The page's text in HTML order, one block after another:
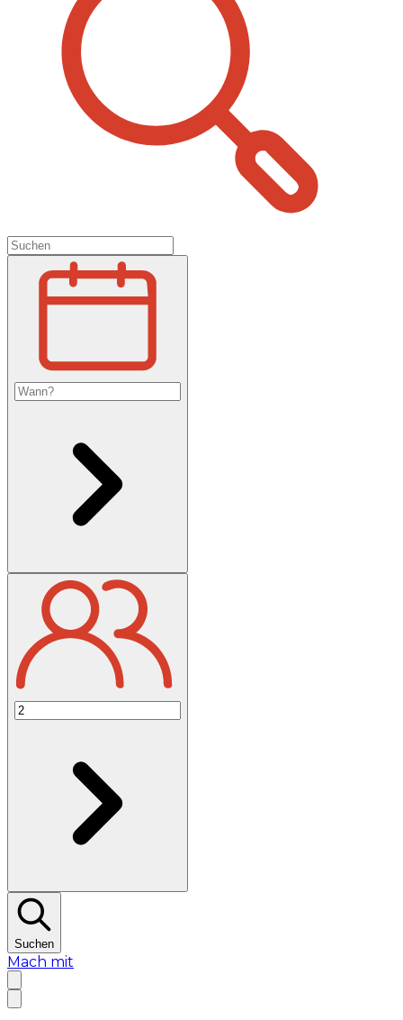
Suchen
Mach mit